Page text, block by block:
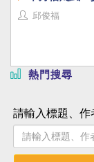
邱俊福
熱門搜尋
請輸入標題、作